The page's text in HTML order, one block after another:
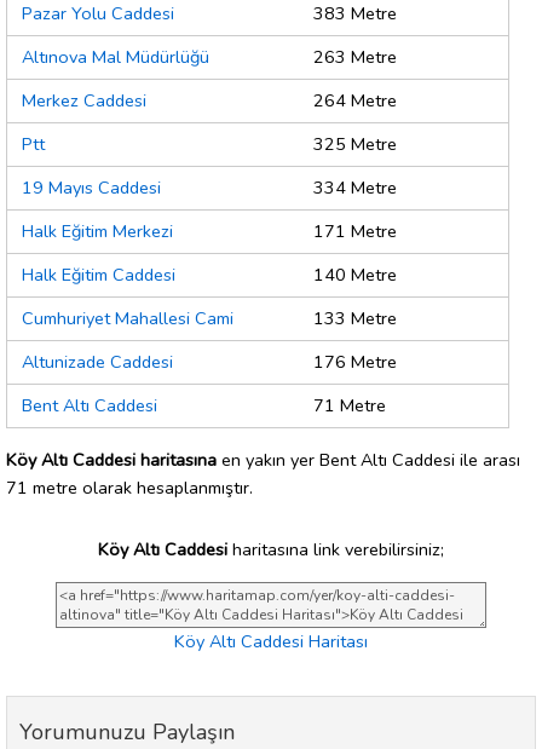
Pazar Yolu Caddesi
383 Metre
Altınova Mal Müdürlüğü
263 Metre
Merkez Caddesi
264 Metre
Ptt
325 Metre
19 Mayıs Caddesi
334 Metre
Halk Eğitim Merkezi
171 Metre
Halk Eğitim Caddesi
140 Metre
Cumhuriyet Mahallesi Cami
133 Metre
Altunizade Caddesi
176 Metre
Bent Altı Caddesi
71 Metre
Köy Altı Caddesi haritasına en yakın yer Bent Altı Caddesi ile arası
71 metre olarak hesaplanmıştır.
Köy Altı Caddesi haritasına link verebilirsiniz;
Köy Altı Caddesi Haritası
Yorumunuzu Paylaşın